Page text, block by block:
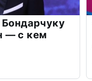
— с кем